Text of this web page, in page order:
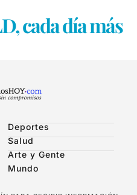
cada día más
Deportes
Salud
Arte y Gente
Mundo